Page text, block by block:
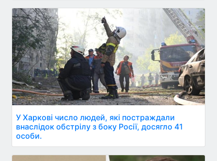
У Харкові число людей, які постраждали
внаслідок обстрілу з боку Росії, досягло 41
особи.